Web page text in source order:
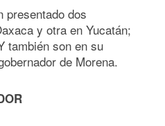
presentado dos
y otra en Yucatán;
también son en su
de Morena.